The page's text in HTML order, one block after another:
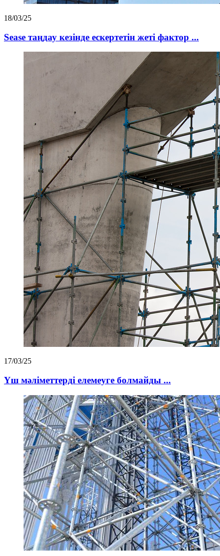
18/03/25
Sease таңдау кезінде ескертетін жеті фактор ...
17/03/25
Үш мәліметтерді елемеуге болмайды ...